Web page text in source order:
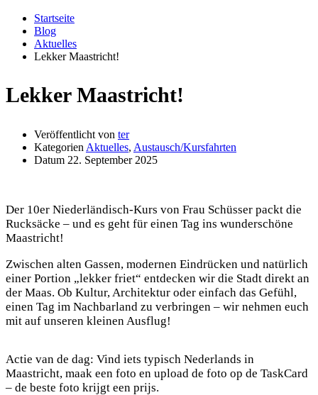
Startseite
Blog
Aktuelles
Lekker Maastricht!
Lekker Maastricht!
Veröffentlicht von ter
Kategorien Aktuelles, Austausch/Kursfahrten
Datum 22. September 2025
Der 10er Niederländisch-Kurs von Frau Schüsser packt die
Rucksäcke – und es geht für einen Tag ins wunderschöne
Maastricht!
Zwischen alten Gassen, modernen Eindrücken und natürlich
einer Portion „lekker friet“ entdecken wir die Stadt direkt an
der Maas. Ob Kultur, Architektur oder einfach das Gefühl,
einen Tag im Nachbarland zu verbringen – wir nehmen euch
mit auf unseren kleinen Ausflug!
Actie van de dag: Vind iets typisch Nederlands in
Maastricht, maak een foto en upload de foto op de TaskCard
– de beste foto krijgt een prijs.